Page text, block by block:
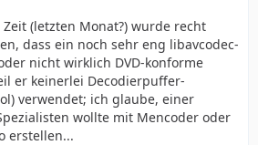
(letzten Monat?) wurde recht
dass ein noch sehr eng libavcodec-
nicht wirklich DVD-konforme
er keinerlei Decodierpuffer-
verwendet; ich glaube, einer
wollte mit Mencoder oder
erstellen...